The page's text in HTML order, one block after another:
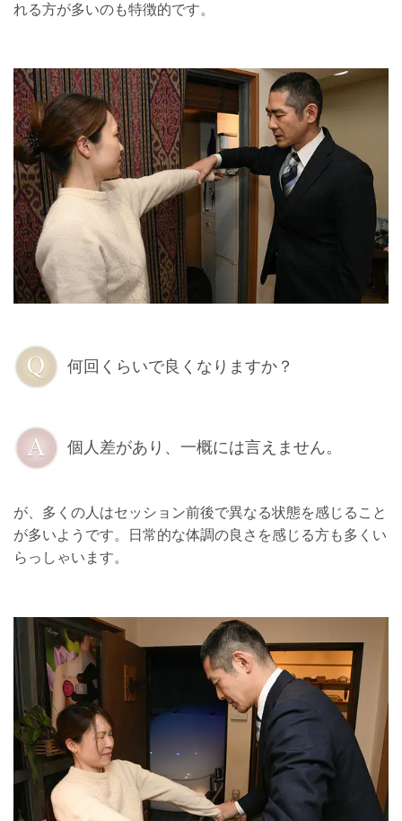
れる方が多いのも特徴的です。
何回くらいで良くなりますか？
個人差があり、一概には言えません。
が、多くの人はセッション前後で異なる状態を感じること
が多いようです。日常的な体調の良さを感じる方も多くい
らっしゃいます。